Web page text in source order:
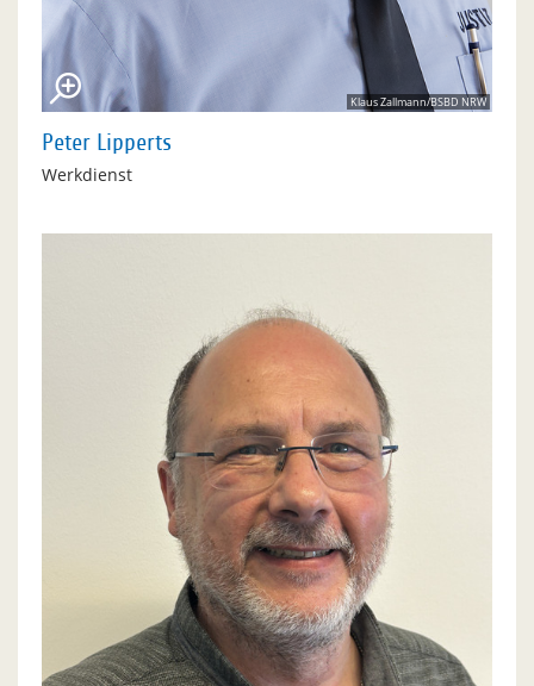
Klaus Zallmann/BSBD NRW
Peter Lipperts
Werkdienst